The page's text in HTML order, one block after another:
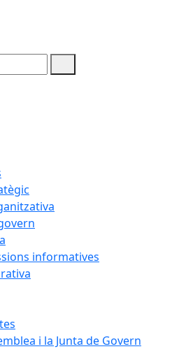
informatives
i la Junta de Govern